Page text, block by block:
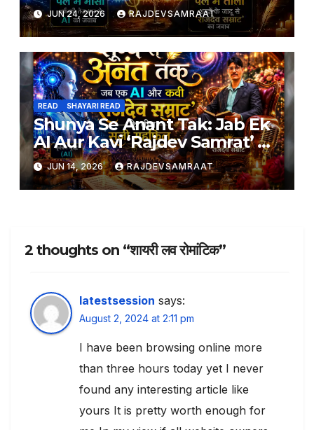
JUN 24, 2026 RAJDEVSAMRAAT
READ SHAYARI READ
Shunya Se Anant Tak: Jab Ek
AI Aur Kavi ‘Rajdev Samrat’ Ke
Beech Saji Mehfil
JUN 14, 2026 RAJDEVSAMRAAT
2 thoughts on “शायरी लव रोमांटिक”
latestsession says:
August 2, 2024 at 2:11 pm
I have been browsing online more
than three hours today yet I never
found any interesting article like
yours It is pretty worth enough for